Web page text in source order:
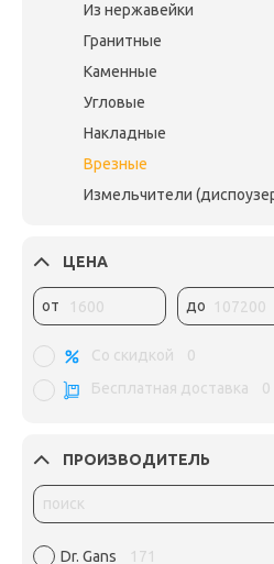
Из нержавейки
Гранитные
Каменные
Угловые
Накладные
Врезные
Измельчители
ЦЕНА
от до
Со скидкой
0
Бесплатная доставка
0
ПРОИЗВОДИТЕЛЬ
Dr. Gans 171